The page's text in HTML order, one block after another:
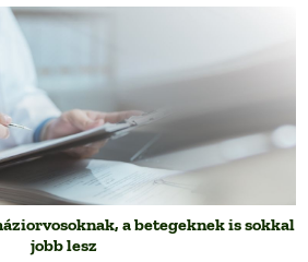
a betegeknek is sokkal
jobb lesz